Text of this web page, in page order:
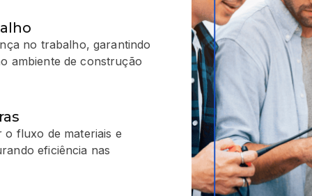
no trabalho, garantindo
ambiente de construção
o fluxo de materiais e
eficiência nas